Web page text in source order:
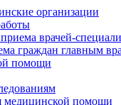
организации
врачей-
граждан главным
помощи
медицинской помощи